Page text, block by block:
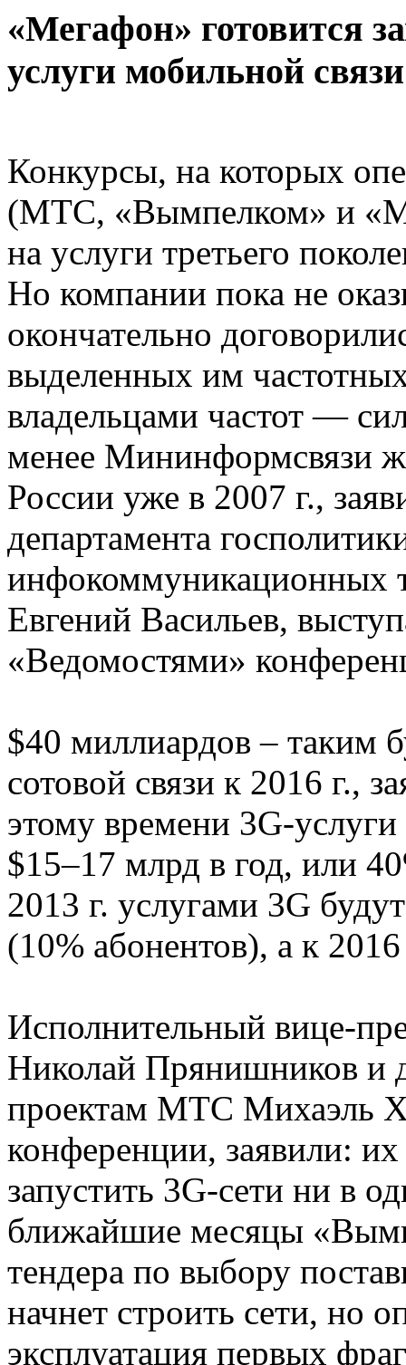
«Мегафон» готовится
услуги мобильной
Конкурсы, на которых
(МТС, «Вымпелком» и
на услуги третьего
Но компании пока не
окончательно
выделенных им
владельцами частот —
менее Мининформсвязи
России уже в 2007 г.,
департамента
инфокоммуникационных
Евгений Васильев,
«Ведомостями»
$40 миллиардов – таким
сотовой связи к 2016 г.,
этому времени 3G-
$15–17 млрд в год, или
2013 г. услугами 3G
(10% абонентов), а к
Исполнительный вице-
Николай Прянишников и
проектам МТС Михаэль
конференции, заявили:
запустить 3G-сети ни в
ближайшие месяцы
тендера по выбору
начнет строить сети, но
эксплуатация первых